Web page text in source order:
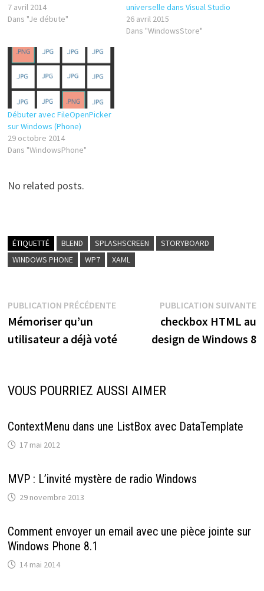
7 avril 2014
Dans "Je débute"
universelle dans Visual Studio
26 avril 2015
Dans "WindowsStore"
Débuter avec FileOpenPicker
sur Windows (Phone)
29 octobre 2014
Dans "WindowsPhone"
No related posts.
ÉTIQUETTÉ BLEND SPLASHSCREEN
STORYBOARD
WINDOWS PHONE
WP7 XAML
Navigation
de
PUBLICATION PRÉCÉDENTEPublication
précédente :
Mémoriser qu’un
utilisateur a déjà voté
PUBLICATION SUIVANTE
checkbox HTML au
design de Windows 8
VOUS POURRIEZ AUSSI AIMER
ContextMenu dans une ListBox avec DataTemplate
17 mai 2012
MVP : L’invité mystère de radio Windows
29 novembre 2013
Comment envoyer un email avec une pièce jointe sur
Windows Phone 8.1
14 mai 2014